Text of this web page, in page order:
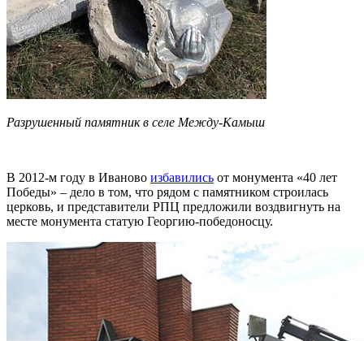
Разрушенный памятник в селе Между-Камыш
В 2012-м году в Иваново избавились от монумента «40 лет
Победы» – дело в том, что рядом с памятником строилась
церковь, и представители РПЦ предложили воздвигнуть на
месте монумента статую Георгию-победоносцу.